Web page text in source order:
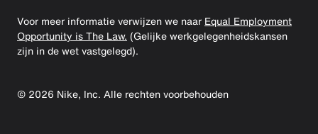
Voor meer informatie verwijzen we naar Equal Employment
Opportunity is The Law. (Gelijke werkgelegenheidskansen
zijn in de wet vastgelegd).
© 2026 Nike, Inc. Alle rechten voorbehouden